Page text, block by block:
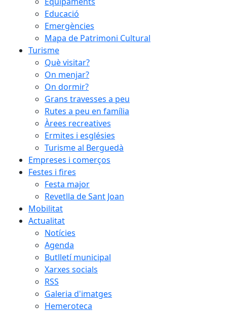
Educació
Emergències
Mapa de Patrimoni Cultural
Turisme
Què visitar?
On menjar?
On dormir?
Grans travesses a peu
Rutes a peu en família
Àrees recreatives
Ermites i esglésies
Turisme al Berguedà
Empreses i comerços
Festes i fires
Festa major
Revetlla de Sant Joan
Mobilitat
Actualitat
Notícies
Agenda
Butlletí municipal
Xarxes socials
RSS
Galeria d'imatges
Hemeroteca